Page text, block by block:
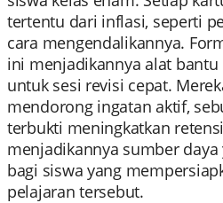
tertentu dari inflasi, seperti
cara mengendalikannya.
ini menjadikannya alat
untuk sesi revisi cepat.
mendorong ingatan aktif,
terbukti meningkatkan
menjadikannya sumber
bagi siswa yang
pelajaran tersebut.